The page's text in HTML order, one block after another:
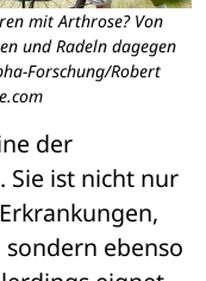
mit Arthrose? Von
und Radeln dagegen
Forschung/Robert
der
Sie ist nicht nur
ebenso